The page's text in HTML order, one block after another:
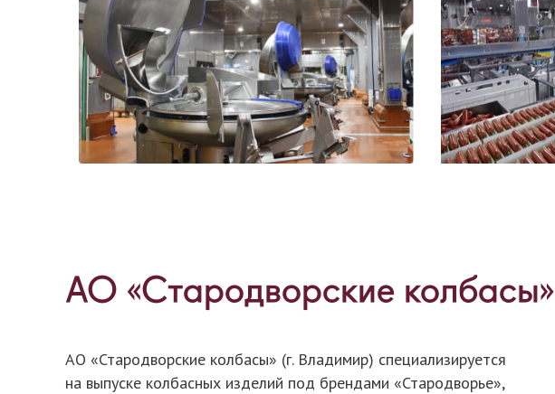
АО «Стародворские колбасы»
АО «Стародворские колбасы» (г. Владимир) специализируется
на выпуске колбасных изделий под брендами «Стародворье»,